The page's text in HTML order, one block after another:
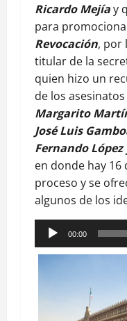
Ricardo Mejíay
para
Revocación, por
titular de la
quien hizo un
de los
Margarito
José Luis
Fernando
en donde hay 16
proceso y se
algunos de los
Reproductor
de
00:00